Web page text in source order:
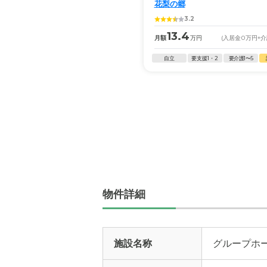
花梨の郷
3.2
月額13.4万円 (入居金0万円+
自立 要支援1・2 要介護1〜5
物件詳細
施設名称 グループホ